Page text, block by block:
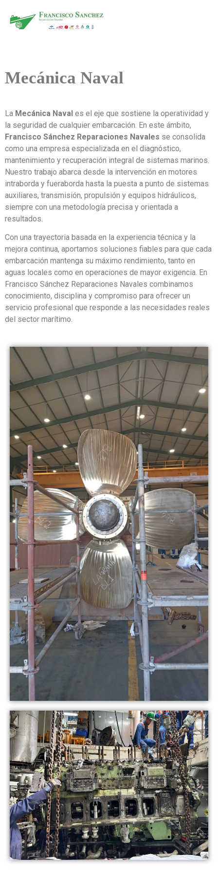
Mecánica Naval
La Mecánica Naval es el eje que sostiene la operatividad y
la seguridad de cualquier embarcación. En este ámbito,
Francisco Sánchez Reparaciones Navales se consolida
como una empresa especializada en el diagnóstico,
mantenimiento y recuperación integral de sistemas marinos.
Nuestro trabajo abarca desde la intervención en motores
intraborda y fueraborda hasta la puesta a punto de sistemas
auxiliares, transmisión, propulsión y equipos hidráulicos,
siempre con una metodología precisa y orientada a
resultados.
Con una trayectoria basada en la experiencia técnica y la
mejora continua, aportamos soluciones fiables para que cada
embarcación mantenga su máximo rendimiento, tanto en
aguas locales como en operaciones de mayor exigencia. En
Francisco Sánchez Reparaciones Navales combinamos
conocimiento, disciplina y compromiso para ofrecer un
servicio profesional que responde a las necesidades reales
del sector marítimo.